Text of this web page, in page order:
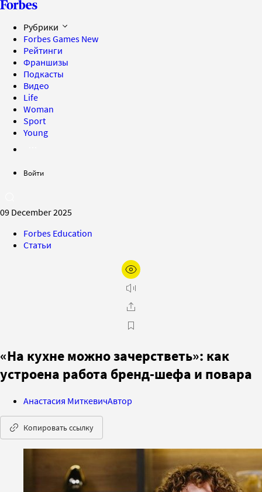
Рубрики
Forbes Games New
Рейтинги
Франшизы
Подкасты
Видео
Life
Woman
Sport
Young
Войти
09 December 2025
Forbes Education
Статьи
«На кухне можно зачерстветь»: как
устроена работа бренд-шефа и повара
Анастасия МиткевичАвтор
Копировать ссылку